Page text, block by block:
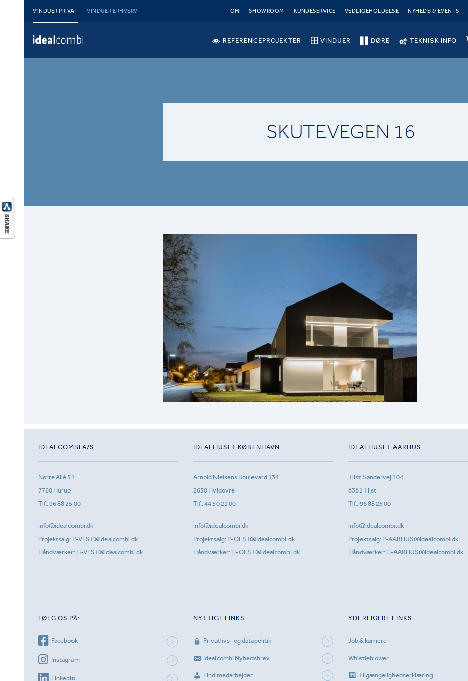
VINDUER PRIVAT VINDUER ERHVERV OM SHOWROOM KUNDESERVICE VEDLIGEHOLDELSE NYHEDER/ EVENTS
REFERENCEPROJEKTER VINDUER DØRE TEKNISK INFO
SKUTEVEGEN 16
IDEALCOMBI A/S
Nørre Allé 51
7760 Hurup
Tlf.:96 88 25 00
info@idealcombi.dk
Projektsalg: P-VEST@idealcombi.dk
Håndværker: H-VEST@idealcombi.dk
IDEALHUSET KØBENHAVN
Arnold Nielsens Boulevard 134
2650 Hvidovre
Tlf.:44 50 21 00
info@idealcombi.dk
Projektsalg: P-OEST@idealcombi.dk
Håndværker: H-OEST@idealcombi.dk
IDEALHUSET AARHUS
Tilst Søndervej 104
8381 Tilst
Tlf.:96 88 25 00
info@idealcombi.dk
Projektsalg: P-AARHUS@idealcombi.dk
Håndværker: H-AARHUS@idealcombi.dk
FØLG OS PÅ:
Facebook
Instagram
LinkedIn
NYTTIGE LINKS
Privatlivs- og datapolitik
Idealcombi Nyhedsbrev
Find medarbejder
YDERLIGERE LINKS
Job & karriere
Whistleblower
Tilgængelighedserklæring